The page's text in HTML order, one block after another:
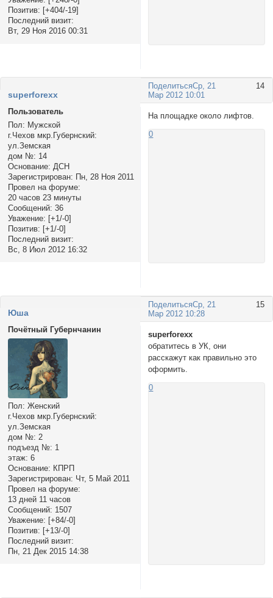
Позитив: [+404/-19]
Последний визит:
Вт, 29 Ноя 2016 00:31
Поделиться 14
Ср, 21
Мар 2012 10:01
superforexx
Пользователь
Пол: Мужской
г.Чехов мкр.Губернский:
ул.Земская
дом №: 14
Основание: ДСН
Зарегистрирован: Пн, 28 Ноя 2011
Провел на форуме:
20 часов 23 минуты
Сообщений: 36
Уважение: [+1/-0]
Позитив: [+1/-0]
Последний визит:
Вс, 8 Июл 2012 16:32
На площадке около лифтов.
0
Поделиться 15
Ср, 21
Мар 2012 10:28
Юша
Почётный Губернчанин
Пол: Женский
г.Чехов мкр.Губернский:
ул.Земская
дом №: 2
подъезд №: 1
этаж: 6
Основание: КПРП
Зарегистрирован: Чт, 5 Май 2011
Провел на форуме:
13 дней 11 часов
Сообщений: 1507
Уважение: [+84/-0]
Позитив: [+13/-0]
Последний визит:
Пн, 21 Дек 2015 14:38
superforexx
обратитесь в УК, они
расскажут как правильно это
оформить.
0